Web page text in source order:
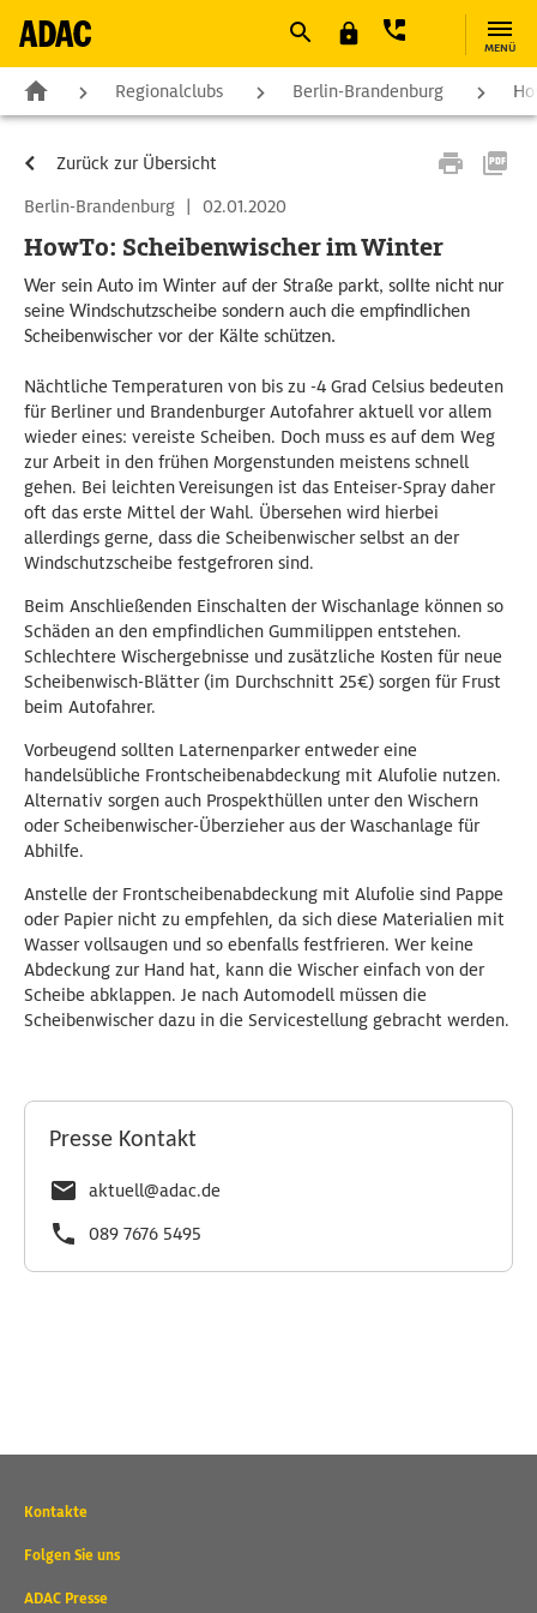
MENÜ
Regionalclubs Berlin-Brandenburg
Zurück zur Übersicht
Berlin-Brandenburg | 02.01.2020
HowTo: Scheibenwischer im Winter
Wer sein Auto im Winter auf der Straße parkt, sollte nicht nur
seine Windschutzscheibe sondern auch die empfindlichen
Scheibenwischer vor der Kälte schützen.
Nächtliche Temperaturen von bis zu -4 Grad Celsius bedeuten
für Berliner und Brandenburger Autofahrer aktuell vor allem
wieder eines: vereiste Scheiben. Doch muss es auf dem Weg
zur Arbeit in den frühen Morgenstunden meistens schnell
gehen. Bei leichten Vereisungen ist das Enteiser-Spray daher
oft das erste Mittel der Wahl. Übersehen wird hierbei
allerdings gerne, dass die Scheibenwischer selbst an der
Windschutzscheibe festgefroren sind.
Beim Anschließenden Einschalten der Wischanlage können so
Schäden an den empfindlichen Gummilippen entstehen.
Schlechtere Wischergebnisse und zusätzliche Kosten für neue
Scheibenwisch-Blätter (im Durchschnitt 25€) sorgen für Frust
beim Autofahrer.
Vorbeugend sollten Laternenparker entweder eine
handelsübliche Frontscheibenabdeckung mit Alufolie nutzen.
Alternativ sorgen auch Prospekthüllen unter den Wischern
oder Scheibenwischer-Überzieher aus der Waschanlage für
Abhilfe.
Anstelle der Frontscheibenabdeckung mit Alufolie sind Pappe
oder Papier nicht zu empfehlen, da sich diese Materialien mit
Wasser vollsaugen und so ebenfalls festfrieren. Wer keine
Abdeckung zur Hand hat, kann die Wischer einfach von der
Scheibe abklappen. Je nach Automodell müssen die
Scheibenwischer dazu in die Servicestellung gebracht werden.
Presse Kontakt
aktuell@adac.de
089 7676 5495
Wichtige
und
Links
Kontakte
Folgen Sie uns
ADAC Presse